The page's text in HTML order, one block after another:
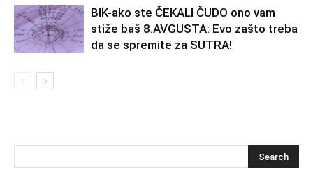
BIK-ako ste ČEKALI ČUDO ono vam
stiže baš 8.AVGUSTA: Evo zašto treba
da se spremite za SUTRA!